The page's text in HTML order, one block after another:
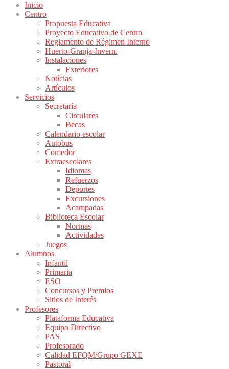
Inicio
Centro
Propuesta Educativa
Proyecto Educativo de Centro
Reglamento de Régimen Interno
Huerto-Granja-Invern.
Instalaciones
Exteriores
Notícias
Artículos
Servicios
Secretaría
Circulares
Becas
Calendario escolar
Autobus
Comedor
Extraescolares
Idiomas
Refuerzos
Deportes
Excursiones
Acampadas
Biblioteca Escolar
Normas
Actividades
Juegos
Alumnos
Infantil
Primaria
ESO
Concursos y Premios
Sitios de Interés
Profesores
Plataforma Educativa
Equipo Directivo
PAS
Profesorado
Calidad EFQM/Grupo GEXE
Pastoral